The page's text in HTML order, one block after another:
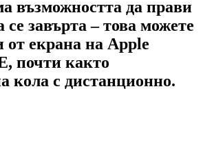
възможността да прави
се завърта – това можете
от екрана на Apple
почти както
кола с дистанционно.